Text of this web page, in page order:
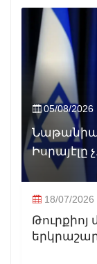
05/08/2026
Իսրայէլը
18/07/2026
Թուրքիոյ